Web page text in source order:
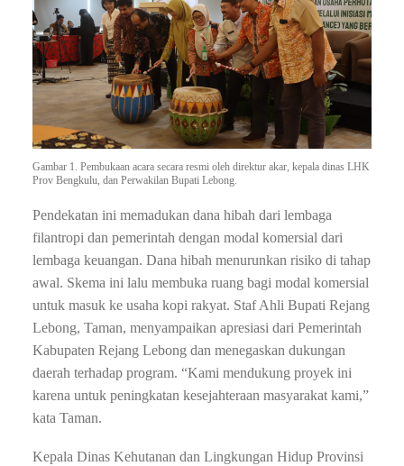
Gambar 1. Pembukaan acara secara resmi oleh direktur akar, kepala dinas LHK
Prov Bengkulu, dan Perwakilan Bupati Lebong.
Pendekatan ini memadukan dana hibah dari lembaga
filantropi dan pemerintah dengan modal komersial dari
lembaga keuangan. Dana hibah menurunkan risiko di tahap
awal. Skema ini lalu membuka ruang bagi modal komersial
untuk masuk ke usaha kopi rakyat. Staf Ahli Bupati Rejang
Lebong, Taman, menyampaikan apresiasi dari Pemerintah
Kabupaten Rejang Lebong dan menegaskan dukungan
daerah terhadap program. “Kami mendukung proyek ini
karena untuk peningkatan kesejahteraan masyarakat kami,”
kata Taman.
Kepala Dinas Kehutanan dan Lingkungan Hidup Provinsi